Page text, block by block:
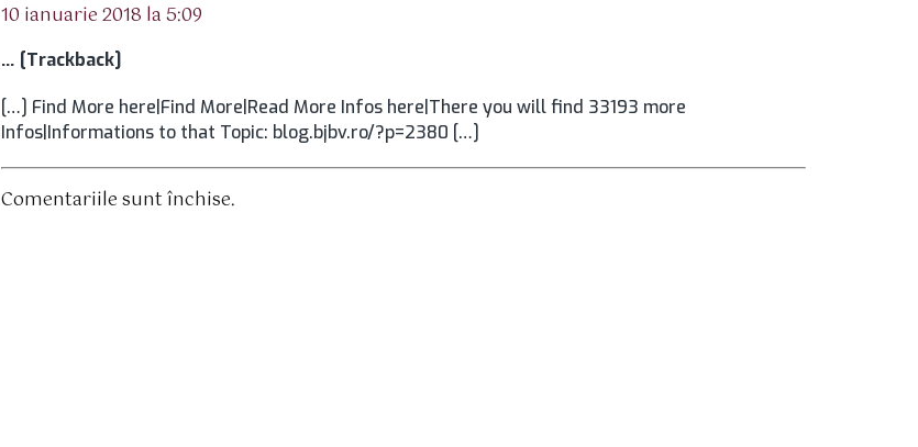
10 ianuarie 2018 la 5:09
… [Trackback]
[…] Find More here|Find More|Read More Infos here|There you will find 33193 more
Infos|Informations to that Topic: blog.bjbv.ro/?p=2380 […]
Comentariile sunt închise.